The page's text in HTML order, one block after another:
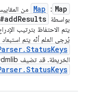
Map
:
Map
من
بواسطة Results
يتم الاحتفاظ بترتيب
يُرجى العلم أنّه يتم
.StatusKeys
الخريطة. قد تضيف Ddmlib مقاييس اختبار إضافية محدّدة في
.StatusKeys